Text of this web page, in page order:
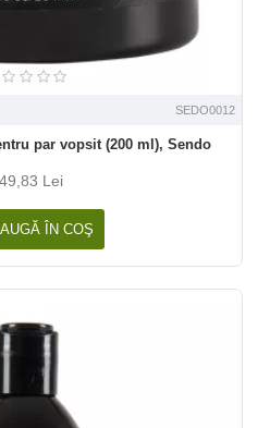
SEDO0012
par vopsit (200 ml), Sendo
49,83 Lei
ÎN COŞ